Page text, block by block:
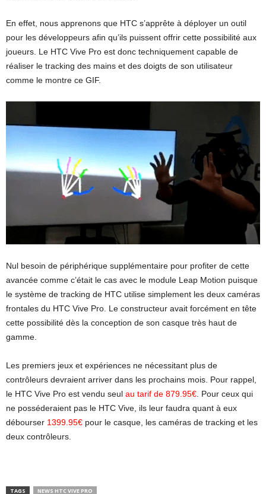
En effet, nous apprenons que HTC s’apprête à déployer un outil
pour les développeurs afin qu’ils puissent offrir cette possibilité aux
joueurs. Le HTC Vive Pro est donc techniquement capable de
réaliser le tracking des mains et des doigts de son utilisateur
comme le montre ce GIF.
Nul besoin de périphérique supplémentaire pour profiter de cette
avancée comme c’était le cas avec le module Leap Motion puisque
le système de tracking de HTC utilise simplement les deux caméras
frontales du HTC Vive Pro. Le constructeur avait forcément en tête
cette possibilité dès la conception de son casque très haut de
gamme.
Les premiers jeux et expériences ne nécessitant plus de
contrôleurs devraient arriver dans les prochains mois. Pour rappel,
le HTC Vive Pro est vendu seul au tarif de 879.95€ . Pour ceux qui
ne posséderaient pas le HTC Vive, ils leur faudra quant à eux
débourser 1399.95€ pour le casque, les caméras de tracking et les
deux contrôleurs.
TAGS NEWS HTC VIVE PRO